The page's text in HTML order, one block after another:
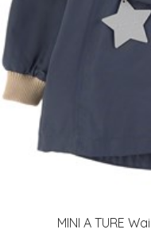
MINI A TURE